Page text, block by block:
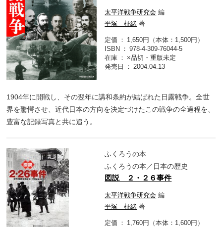
太平洋戦争研究会 編
平塚 柾緒 著
定価
1,650円（本体：1,500円）
ISBN
978-4-309-76044-5
在庫
×品切・重版未定
発売日
2004.04.13
1904年に開戦し、その翌年に講和条約が結ばれた日露戦争。全世
界を驚愕させ、近代日本の方向を決定づけたこの戦争の全過程を、
豊富な記録写真と共に追う。
ふくろうの本
ふくろうの本／日本の歴史
図説 ２・２６事件
太平洋戦争研究会 編
平塚 柾緒 著
定価
1,760円（本体：1,600円）